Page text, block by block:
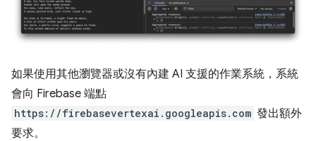
如果使用其他瀏覽器或沒有內建 AI 支援的作業系統，系統
會向 Firebase 端點
https://firebasevertexai.googleapis.com 發出額外
要求。